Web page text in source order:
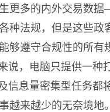
更多的内外交易数
种法规，但是这些
够遵守合规性的所有
，电脑只提供一种
息量密集型任务都
来越少的无奈境地